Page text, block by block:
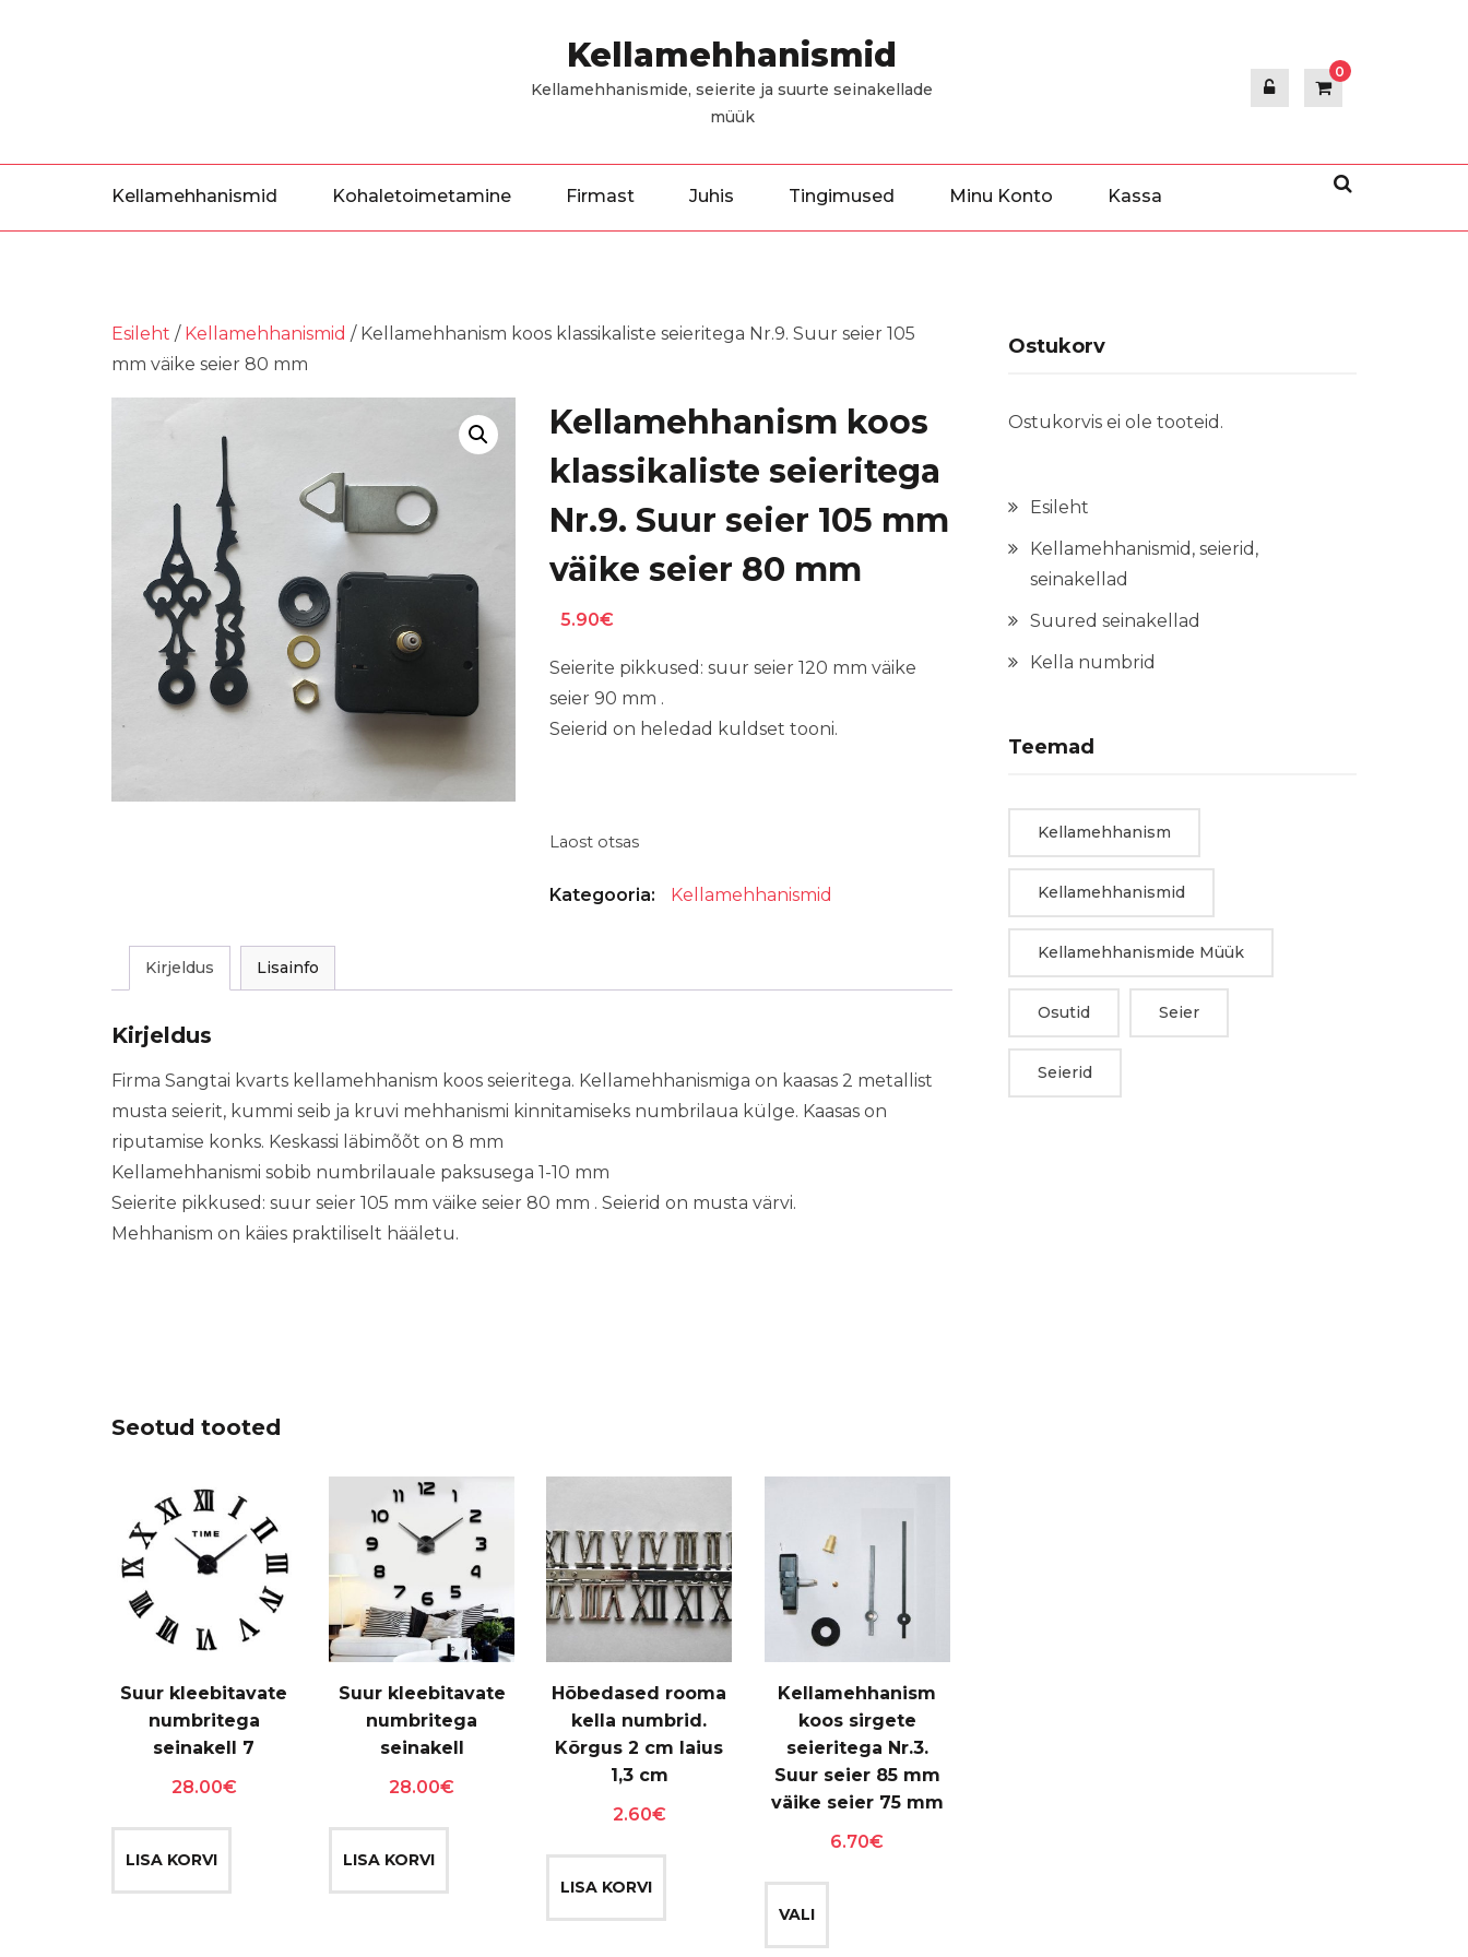
Kellamehhanismid
Kellamehhanismide, seierite ja suurte seinakellade
müük
0
Kellamehhanismid Kohaletoimetamine Firmast Juhis Tingimused Minu Konto Kassa
Esileht / Kellamehhanismid / Kellamehhanism koos klassikaliste seieritega Nr.9. Suur seier 105
mm väike seier 80 mm
Kellamehhanism koos
klassikaliste seieritega
Nr.9. Suur seier 105 mm
väike seier 80 mm
5.90€
Seierite pikkused: suur seier 120 mm väike
seier 90 mm .
Seierid on heledad kuldset tooni.
Laost otsas
Kategooria: Kellamehhanismid
Kirjeldus Lisainfo
Kirjeldus
Firma Sangtai kvarts kellamehhanism koos seieritega. Kellamehhanismiga on kaasas 2 metallist
musta seierit, kummi seib ja kruvi mehhanismi kinnitamiseks numbrilaua külge. Kaasas on
riputamise konks. Keskassi läbimõõt on 8 mm
Kellamehhanismi sobib numbrilauale paksusega 1-10 mm
Seierite pikkused: suur seier 105 mm väike seier 80 mm . Seierid on musta värvi.
Mehhanism on käies praktiliselt hääletu.
Seotud tooted
Suur kleebitavate
numbritega
seinakell 7
28.00€
LISA KORVI
Suur kleebitavate
numbritega
seinakell
28.00€
LISA KORVI
Hõbedased rooma
kella numbrid.
Kõrgus 2 cm laius
1,3 cm
2.60€
LISA KORVI
Kellamehhanism
koos sirgete
seieritega Nr.3.
Suur seier 85 mm
väike seier 75 mm
6.70€
VALI
Sellel
Ostukorv
Ostukorvis ei ole tooteid.
Esileht
Kellamehhanismid, seierid,
seinakellad
Suured seinakellad
Kella numbrid
Teemad
Kellamehhanism
Kellamehhanismid
Kellamehhanismide Müük
Osutid Seier
Seierid